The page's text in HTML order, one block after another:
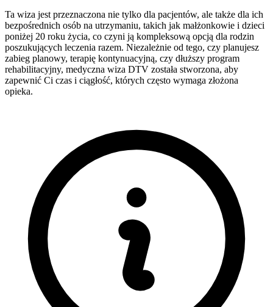
Ta wiza jest przeznaczona nie tylko dla pacjentów, ale także dla ich
bezpośrednich osób na utrzymaniu, takich jak małżonkowie i dzieci
poniżej 20 roku życia, co czyni ją kompleksową opcją dla rodzin
poszukujących leczenia razem. Niezależnie od tego, czy planujesz
zabieg planowy, terapię kontynuacyjną, czy dłuższy program
rehabilitacyjny, medyczna wiza DTV została stworzona, aby
zapewnić Ci czas i ciągłość, których często wymaga złożona
opieka.